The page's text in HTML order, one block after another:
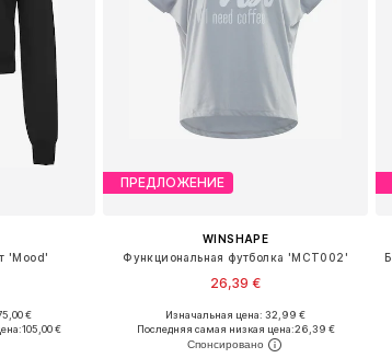
'Mood'
M, L, XL
€
105,00 €
ПРЕДЛОЖЕНИЕ
WINSHAPE
Функциональная футболка 'MCT002'
26,39 €
+1
Доступно множество размеров
Добавить в корзину
Изначальная цена: 32,99 €
Последняя самая низкая цена:26,39 €